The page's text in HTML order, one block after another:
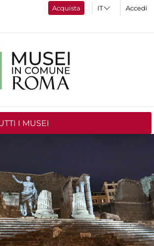
Acquista Accedi
I MUSEI